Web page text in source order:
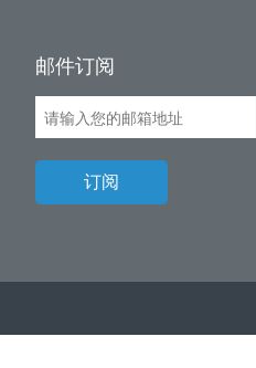
邮件订阅
订阅